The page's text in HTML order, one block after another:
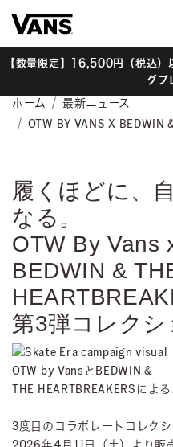
【数量限定】16,500円（税込）
グプ
ホーム
最新ニュース
OTW BY VANS X BEDWIN
履くほどに、
なる。
OTW By Vans
BEDWIN &
第3弾コレクシ
OTW by VansとBEDWIN &
THE HEARTBREAKERSによる
3度目のコラボレートコレク